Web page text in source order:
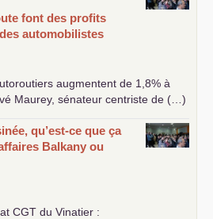
font des profits
automobilistes
augmentent de 1,8% à
Maurey, sénateur centriste de (…)
qu’est-ce que ça
Balkany ou
CGT du Vinatier :